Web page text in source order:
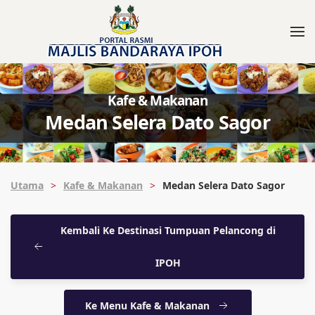
Kafe & Makanan
Medan Selera Dato Sagor
Utama Kafe & Makanan Medan Selera Dato Sagor
Kembali Ke Destinasi Tumpuan Pelancong di
IPOH
Ke Menu Kafe & Makanan